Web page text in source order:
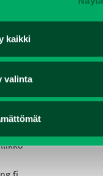
kaikki
valinta
hoitokoneet ja